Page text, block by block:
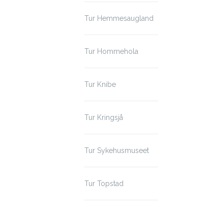
Tur Hemmesaugland
Tur Hommehola
Tur Knibe
Tur Kringsjå
Tur Sykehusmuseet
Tur Topstad